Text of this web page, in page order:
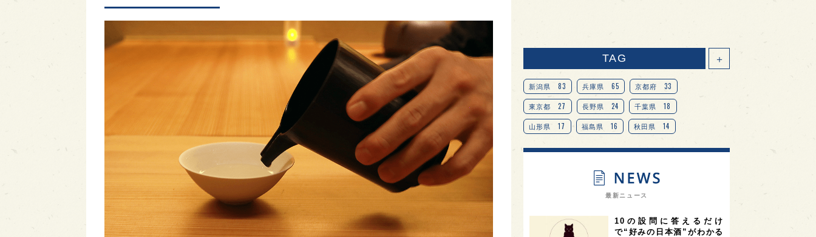
TAG ＋
新潟県 83 兵庫県 65 京都府 33
東京都 27 長野県 24 千葉県 18
山形県 17 福島県 16 秋田県 14
愛知県 14 宮城県 14 岐阜県 13
オピニオンリーダーの視点 9
奈良県 滋賀県 7 和歌山県 6
最新ニュース
10の設問に答えるだけ
で“好みの日本酒”がわかる